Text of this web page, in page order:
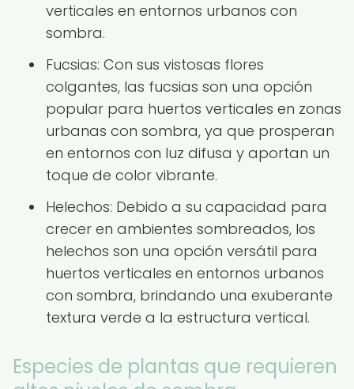
verticales en entornos urbanos con
sombra.
Fucsias: Con sus vistosas flores
colgantes, las fucsias son una opción
popular para huertos verticales en zonas
urbanas con sombra, ya que prosperan
en entornos con luz difusa y aportan un
toque de color vibrante.
Helechos: Debido a su capacidad para
crecer en ambientes sombreados, los
helechos son una opción versátil para
huertos verticales en entornos urbanos
con sombra, brindando una exuberante
textura verde a la estructura vertical.
Especies de plantas que requieren